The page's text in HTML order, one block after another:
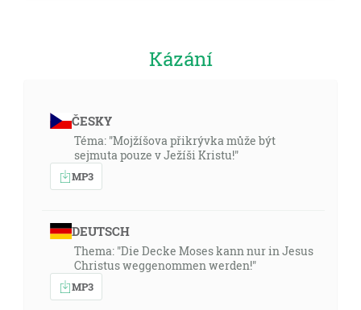
Kázání
ČESKY
Téma: "Mojžíšova přikrývka může být
sejmuta pouze v Ježíši Kristu!"
MP3
DEUTSCH
Thema: "Die Decke Moses kann nur in Jesus
Christus weggenommen werden!"
MP3